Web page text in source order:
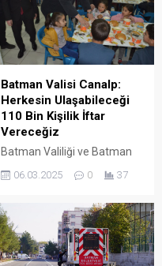
Batman Valisi Canalp:
Herkesin Ulaşabileceği
110 Bin Kişilik İftar
Vereceğiz
Batman Valiliği ve Batman
Belediyesi iş birliğiyle her
akşam kentin farklı
geleneksel iftar sofraları,
vatandaşlarımızın bir araya
gelerek birlik ve beraberlik
içinde iftar açmalarına
06.03.2025 0 37